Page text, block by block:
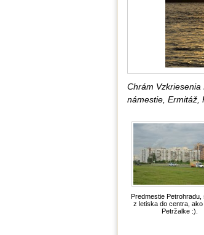
Chrám Vzkriesenia
námestie, Ermitáž,
Predmestie Petrohradu,
z letiska do centra, ako
Petržalke :).